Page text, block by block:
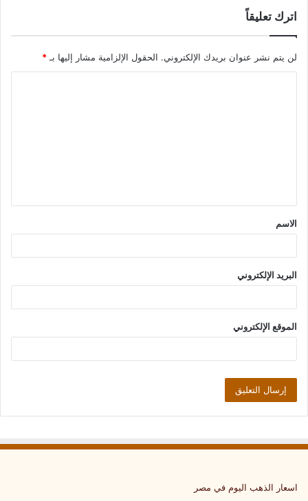
اترك تعليقاً
لن يتم نشر عنوان بريدك الإلكتروني. الحقول الإلزامية مشار إليها بـ*
ق
*
الاسم
البريد الإلكتروني
الموقع الإلكتروني
اسعار الذهب اليوم في مصر